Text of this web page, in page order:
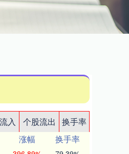
入 个股流出
换手率
涨幅
换手率